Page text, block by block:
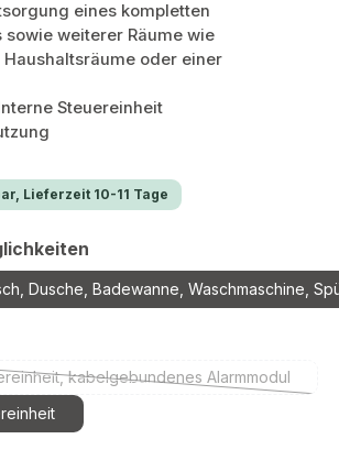
eines kompletten
sowie weiterer Räume wie
oder einer
Steuereinheit
Lieferzeit 10-11 Tage
Dusche, Badewanne, Waschmaschine,
kabelgebundenes Alarmmodul
(Diese Option ist zurzeit nicht